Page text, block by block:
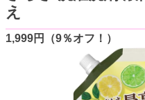
え
1,999円（9％オフ！）